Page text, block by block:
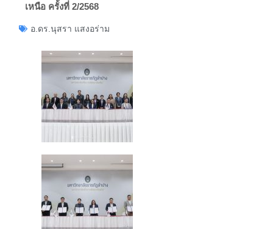
เหนือ ครั้งที่ 2/2568
อ.ดร.นุสรา แสงอร่าม